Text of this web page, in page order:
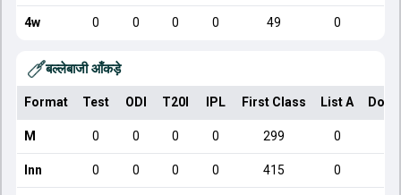
4w 0 0 0 0 49 0
बल्लेबाजी आँकड़े
Format Test ODI T20I IPL First Class List A
M 0 0 0 0 299 0
Inn 0 0 0 0 415 0